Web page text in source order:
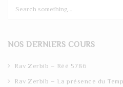
c
NOS DERNIERS COURS
Rav Zerbib – Réé 5786
Rav Zerbib – La présence du